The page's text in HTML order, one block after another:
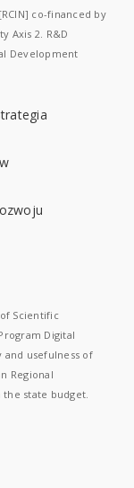
co-financed by
Axis 2. R&D
Development
Scientific
Digital
and usefulness of
Regional
state budget.